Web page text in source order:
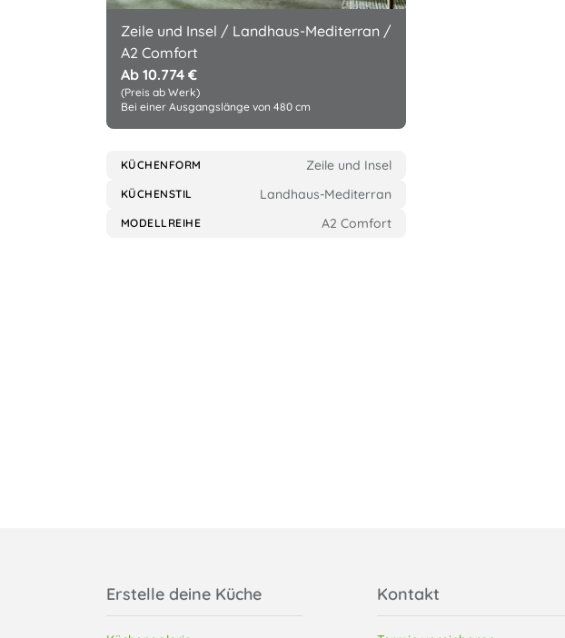
Zeile und Insel / Landhaus-Mediterran /
A2 Comfort
Ab 10.774 €
(Preis ab Werk)
Bei einer Ausgangslänge von 480 cm
KÜCHENFORM Zeile und Insel
KÜCHENSTIL Landhaus-Mediterran
MODELLREIHE A2 Comfort
Erstelle deine Küche Kontakt